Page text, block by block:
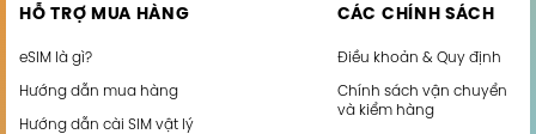
HỖ TRỢ MUA HÀNG
eSIM là gì?
Hướng dẫn mua hàng
Hướng dẫn cài SIM vật lý
CÁC CHÍNH SÁCH
Điều khoản & Quy định
Chính sách vận chuyển
và kiểm hàng